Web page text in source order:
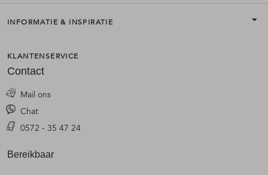
INFORMATIE & INSPIRATIE
KLANTENSERVICE
Contact
Mail ons
Chat
0572 - 35 47 24
Bereikbaar